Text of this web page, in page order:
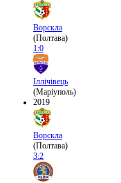
Ворскла
(Полтава)
1:0
Іллічівець
(Маріуполь)
2019
Ворскла
(Полтава)
3:2